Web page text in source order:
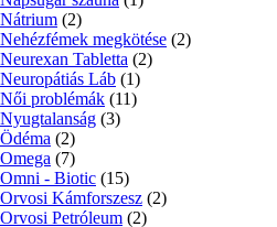
Nátrium (2)
Nehézfémek megkötése (2)
Neurexan Tabletta (2)
Neuropátiás Láb (1)
Női problémák (11)
Nyugtalanság (3)
Ödéma (2)
Omega (7)
Omni - Biotic (15)
Orvosi Kámforszesz (2)
Orvosi Petróleum (2)